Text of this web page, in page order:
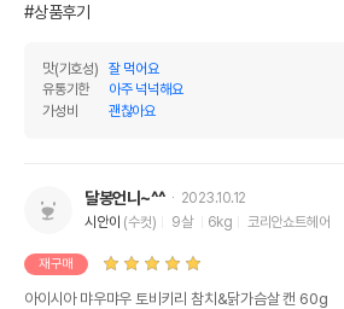
#상품후기
맛(기호성)
잘 먹어요
유통기한
아주 넉넉해요
가성비
괜찮아요
달봉언니~^^
2023.10.12
시안이 (수컷) 9살 6kg 코리안쇼트헤어
재구매
아이시아 먀우먀우 토비키리 참치&닭가슴살 캔 60g